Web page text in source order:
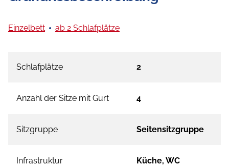
Einzelbett ab 2 Schlafplätze
Schlafplätze 2
Anzahl der Sitze mit Gurt 4
Sitzgruppe Seitensitzgruppe
Infrastruktur Küche, WC